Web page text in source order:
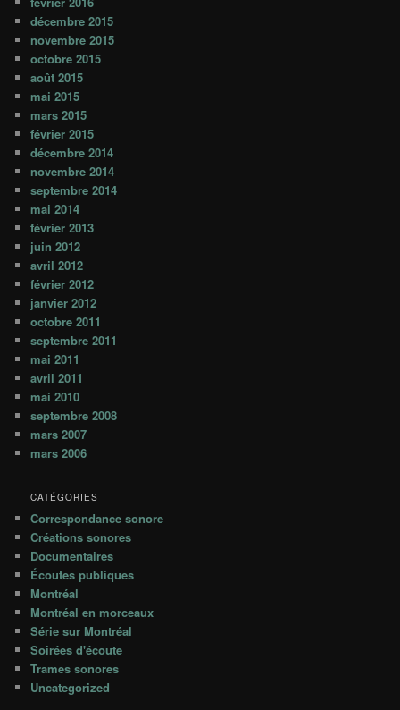
décembre 2015
novembre 2015
octobre 2015
août 2015
mai 2015
mars 2015
février 2015
décembre 2014
novembre 2014
septembre 2014
mai 2014
février 2013
juin 2012
avril 2012
février 2012
janvier 2012
octobre 2011
septembre 2011
mai 2011
avril 2011
mai 2010
septembre 2008
mars 2007
mars 2006
CATÉGORIES
Correspondance sonore
Créations sonores
Documentaires
Écoutes publiques
Montréal
Montréal en morceaux
Série sur Montréal
Soirées d'écoute
Trames sonores
Uncategorized